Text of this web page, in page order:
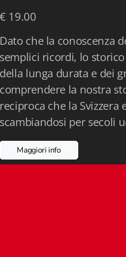
€ 19.00
Dato che la conoscenza
semplici ricordi, lo
della lunga durata e dei
comprendere la nostra
reciproca che la
scambiandosi per secoli
Maggiori info